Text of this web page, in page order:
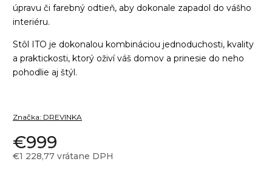
úpravu či farebný odtieň, aby dokonale zapadol do vášho
interiéru.
Stôl ITO je dokonalou kombináciou jednoduchosti, kvality
a praktickosti, ktorý oživí váš domov a prinesie do neho
pohodlie aj štýl.
Značka: DREVINKA
€999
€1 228,77 vrátane DPH